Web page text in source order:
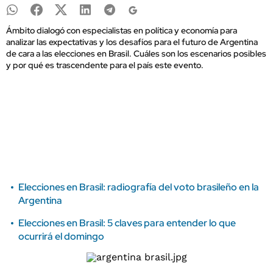
Ámbito dialogó con especialistas en política y economía para
analizar las expectativas y los desafíos para el futuro de Argentina
de cara a las elecciones en Brasil. Cuáles son los escenarios posibles
y por qué es trascendente para el país este evento.
Elecciones en Brasil: radiografía del voto brasileño en la
Argentina
Elecciones en Brasil: 5 claves para entender lo que
ocurrirá el domingo